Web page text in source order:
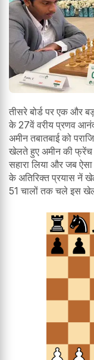
तीसरे बोर्ड पर एक और
के 27वें वरीय प्रणव
अमीन तबातबाई को
खेलते हुए अमीन की फ्रेंच
सहारा लिया और जब
के अतिरिक्त प्रयास नें
51 चालों तक चले इस खेल